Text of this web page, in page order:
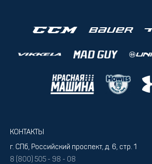
КОНТАКТЫ
г. СПб, Российский проспект, д. 6, стр. 1
8 (800) 505 - 98 - 08